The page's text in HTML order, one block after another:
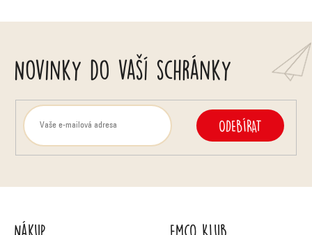
Novinky do vaší schránky
ODEBÍRAT
Nákup Emco Klub